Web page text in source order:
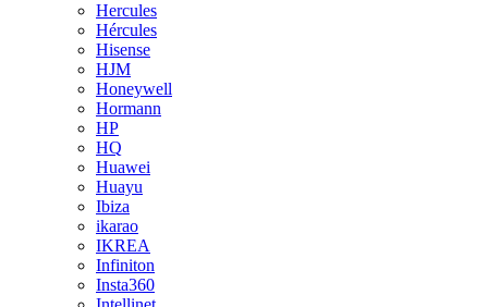
Hercules
Hércules
Hisense
HJM
Honeywell
Hormann
HP
HQ
Huawei
Huayu
Ibiza
ikarao
IKREA
Infiniton
Insta360